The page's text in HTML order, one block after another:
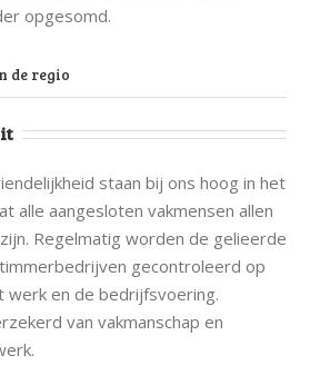
opgesomd.
de regio
staan bij ons hoog in het
alle aangesloten vakmensen allen
Regelmatig worden de gelieerde
gecontroleerd op
werk en de bedrijfsvoering.
van vakmanschap en